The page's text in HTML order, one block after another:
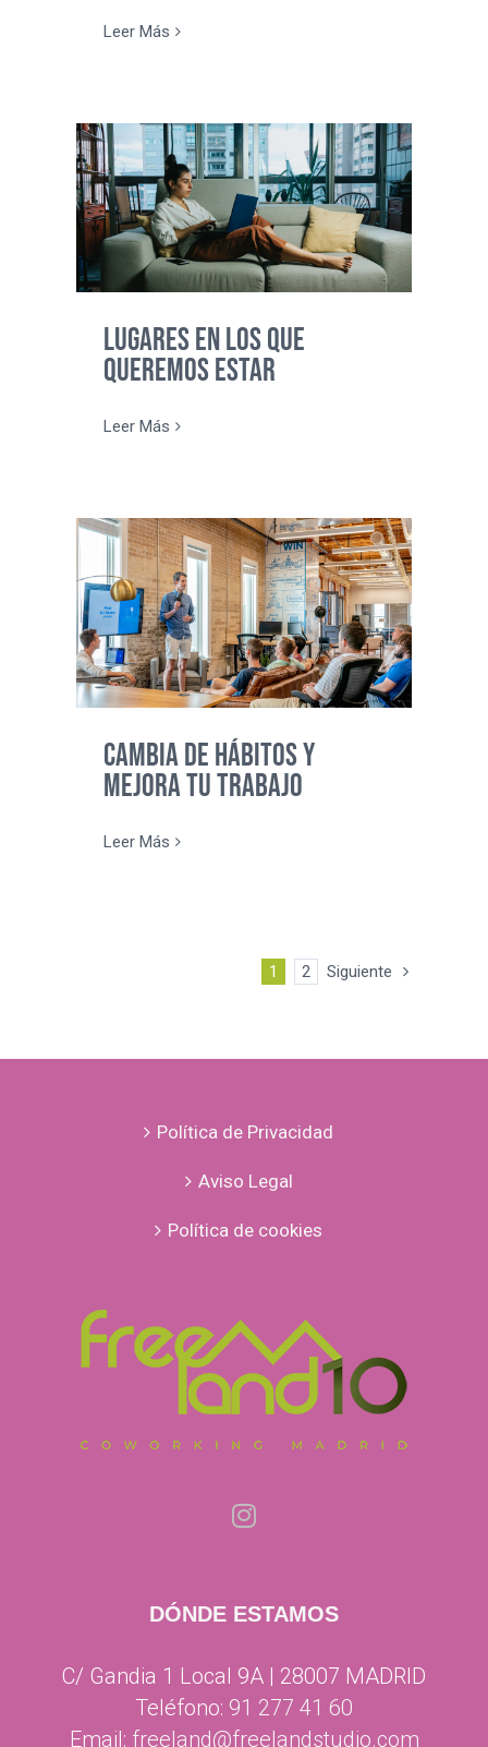
Leer Más
Lugares en los que
queremos estar
Leer Más
Cambia de hábitos y
mejora tu trabajo
Leer Más
1 2 Siguiente
Política de Privacidad
Aviso Legal
Política de cookies
DÓNDE ESTAMOS
C/ Gandia 1 Local 9A | 28007 MADRID
Teléfono: 91 277 41 60
Email: freeland@freelandstudio.com